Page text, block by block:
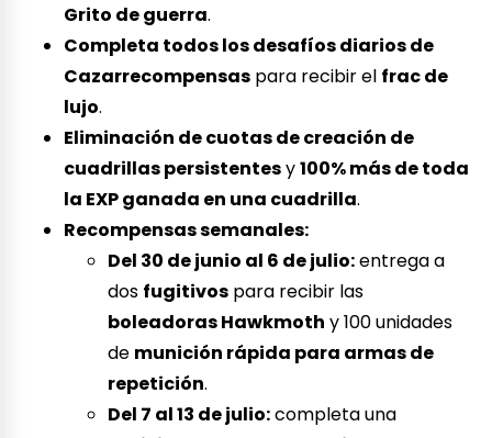
Grito de guerra.
Completa todos los desafíos diarios de
Cazarrecompensas para recibir el frac de
lujo.
Eliminación de cuotas de creación de
cuadrillas persistentesy100% más de toda
la EXP ganada en una cuadrilla.
Recompensas semanales:
Del 30 de junio al 6 de julio:entrega a
dos fugitivos para recibir las
boleadoras Hawkmoth y 100 unidades
de munición rápida para armas de
repetición.
Del 7 al 13 de julio:completa una